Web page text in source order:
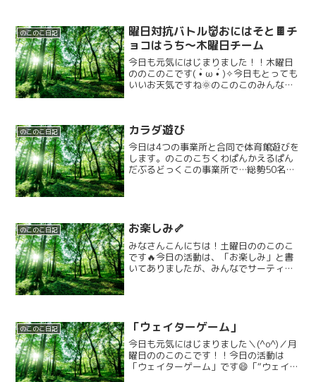
のこのこ日記
曜日対抗バトル👹おにはそと🍫チ
ョコはうち～木曜日チーム
今日も元気にはじまりました！！木曜日
ののこのこです( •̀ ω •́ )✧今日もとっても
いいお天気ですね🌞のこのこのみんなは
き、...
のこのこ日記 カラダ遊び
今日は4つの事業所と合同で体育館遊びを
します。のこのこちくわぱんかえるぱん
だぶるどっくこの事業所で…総勢50名位
のこのこ日記 お楽しみ🦴
みなさんこんにちは！土曜日ののこのこ
です🔥今日の活動は、「お楽しみ」と書
いてありましたが、みんなでサーティワ
のこのこ日記 「ウェイターゲーム」
今日も元気にはじまりました＼(^o^)／月
曜日ののこのこです！！今日の活動は
「ウェイターゲーム」です😄「“ウェイタ